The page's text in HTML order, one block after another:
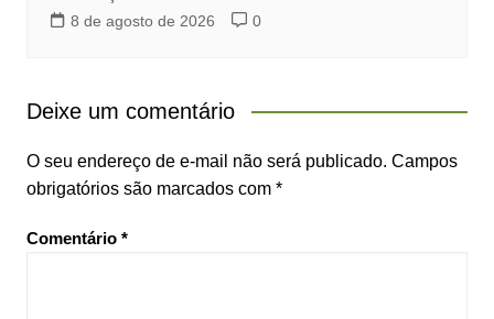
8 de agosto de 2026
0
Deixe um comentário
O seu endereço de e-mail não será publicado. Campos
obrigatórios são marcados com *
Comentário *